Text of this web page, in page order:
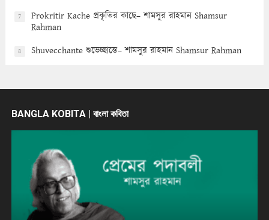
7
Prokritir Kache প্রকৃতির কাছে– শামসুর রাহমান Shamsur
Rahman
8 Shuvecchante শুভেচ্ছান্তে– শামসুর রাহমান Shamsur Rahman
BANGLA KOBITA | বাংলা কবিতা